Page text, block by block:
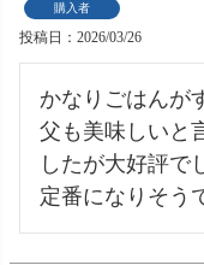
購入者
投稿日 2026/03/26
かなりごはんが
父も美味しいと
したが大好評で
定番になりそう